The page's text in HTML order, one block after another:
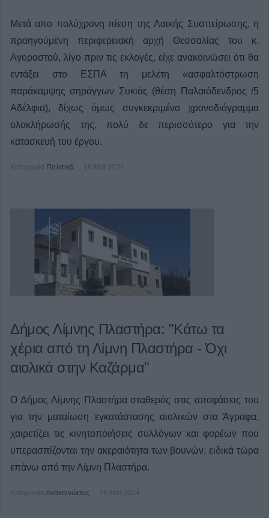
Μετά απο πολύχρονη πίεση της Λαικής Συσπείρωσης, η
προηγούμενη περιφερειακή αρχή Θεσσαλίας του κ.
Αγοραστού, λίγο πριν τις εκλογές, είχε ανακοινώσει ότι θα
εντάξει στο ΕΣΠΑ τη μελέτη «ασφαλτόστρωση
παράκαμψης σηράγγων Συκιάς (θέση Παλαιόδενδρος /5
Αδέλφια), δίχως όμως συγκεκριμένο χρονοδιάγραμμα
ολοκλήρωσής της, πολύ δε περισσότερο για την
κατασκευή του έργου.
Κατηγορία Πολιτικά 16 Μαϊ 2024
Δήμος Λίμνης Πλαστήρα: "Κάτω τα
χέρια από τη Λίμνη Πλαστήρα - Όχι
αιολικά στην Καζάρμα"
Ο Δήμος Λίμνης Πλαστήρα σταθερός στις αποφάσεις του
για την ματαίωση εγκατάστασης αιολικών στα Άγραφα,
χαιρετίζει τις κινητοποιήσεις συλλόγων και φορέων που
υπερασπίζονται την ακεραιότητα των βουνών, ειδικά τώρα
επάνω από την Λίμνη Πλαστήρα.
Κατηγορία Ανακοινώσεις 16 Μαϊ 2024